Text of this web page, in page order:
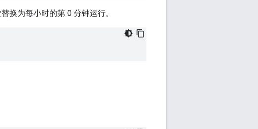
换为每小时的第 0 分钟运行。